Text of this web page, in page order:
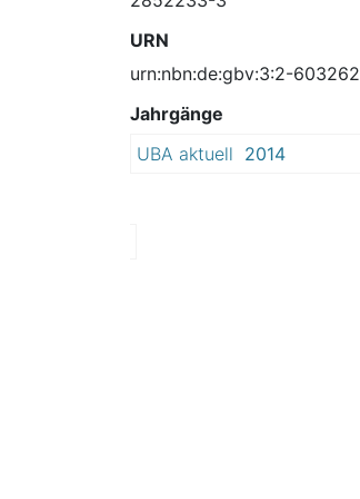
URN
urn:nbn:de:gbv:3:2-603262
Jahrgänge
UBA aktuell 2014